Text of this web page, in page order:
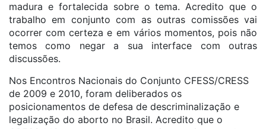
madura e fortalecida sobre o tema. Acredito que o
trabalho em conjunto com as outras comissões vai
ocorrer com certeza e em vários momentos, pois não
temos como negar a sua interface com outras
discussões.
Nos Encontros Nacionais do Conjunto CFESS/CRESS
de 2009 e 2010, foram deliberados os
posicionamentos de defesa de descriminalização e
legalização do aborto no Brasil. Acredito que o